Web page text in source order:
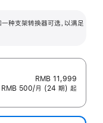
种支架转换器可选，以满足
RMB 11,999
RMB 500/月 (24 期) 起